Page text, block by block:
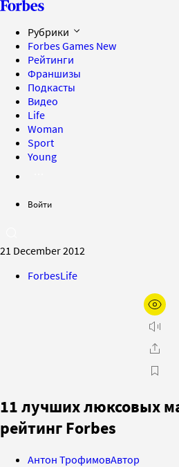
Рубрики
Forbes Games New
Рейтинги
Франшизы
Подкасты
Видео
Life
Woman
Sport
Young
Войти
21 December 2012
ForbesLife
11 лучших люксовых
рейтинг Forbes
Антон ТрофимовАвтор